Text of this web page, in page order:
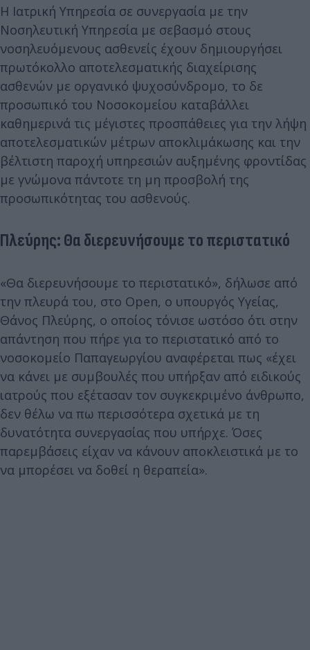
Η Ιατρική Υπηρεσία σε συνεργασία με την
Νοσηλευτική Υπηρεσία με σεβασμό στους
νοσηλευόμενους ασθενείς έχουν δημιουργήσει
πρωτόκολλο αποτελεσματικής διαχείρισης
ασθενών με οργανικό ψυχοσύνδρομο, το δε
προσωπικό του Νοσοκομείου καταβάλλει
καθημερινά τις μέγιστες προσπάθειες για την λήψη
αποτελεσματικών μέτρων αποκλιμάκωσης και την
βέλτιστη παροχή υπηρεσιών αυξημένης φροντίδας
με γνώμονα πάντοτε τη μη προσβολή της
προσωπικότητας του ασθενούς.
Πλεύρης: Θα διερευνήσουμε το περιστατικό
«Θα διερευνήσουμε το περιστατικό», δήλωσε από
την πλευρά του, στο Open, ο υπουργός Υγείας,
Θάνος Πλεύρης, ο οποίος τόνισε ωστόσο ότι στην
απάντηση που πήρε για το περιστατικό από το
νοσοκομείο Παπαγεωργίου αναφέρεται πως «έχει
να κάνει με συμβουλές που υπήρξαν από ειδικούς
ιατρούς που εξέτασαν τον συγκεκριμένο άνθρωπο,
δεν θέλω να πω περισσότερα σχετικά με τη
δυνατότητα συνεργασίας που υπήρχε. Όσες
παρεμβάσεις είχαν να κάνουν αποκλειστικά με το
να μπορέσει να δοθεί η θεραπεία».